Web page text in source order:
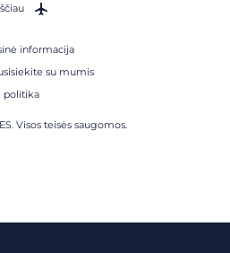
informacija
su mumis
politika
Visos teisės saugomos.